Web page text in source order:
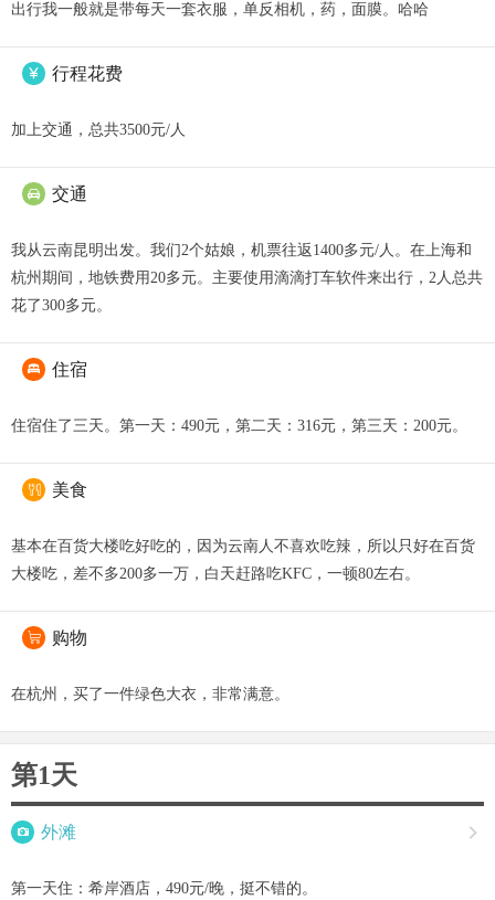
出行我一般就是带每天一套衣服，单反相机，药，面膜。哈哈
 行程花费
加上交通，总共3500元/人
 交通
我从云南昆明出发。我们2个姑娘，机票往返1400多元/人。在上海和
杭州期间，地铁费用20多元。主要使用滴滴打车软件来出行，2人总共
花了300多元。
 住宿
住宿住了三天。第一天：490元，第二天：316元，第三天：200元。
 美食
基本在百货大楼吃好吃的，因为云南人不喜欢吃辣，所以只好在百货
大楼吃，差不多200多一万，白天赶路吃KFC，一顿80左右。
 购物
在杭州，买了一件绿色大衣，非常满意。
第1天
 外滩 
第一天住：希岸酒店，490元/晚，挺不错的。